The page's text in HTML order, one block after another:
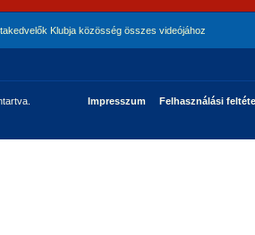
Klubja közösség összes videójához
Impresszum Felhasználási